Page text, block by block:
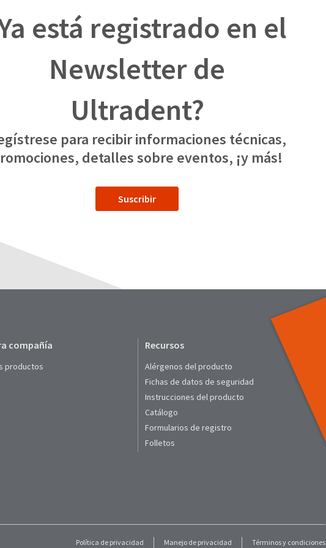
está registrado en el
Newsletter de
Ultradent?
para recibir informaciones técnicas,
detalles sobre eventos, ¡y más!
Suscribir
compañía
productos
Recursos
Alérgenos del producto
Fichas de datos de seguridad
Instrucciones del producto
Catálogo
Formularios de registro
Folletos
Política de privacidad Manejo de privacidad Términos y condiciones